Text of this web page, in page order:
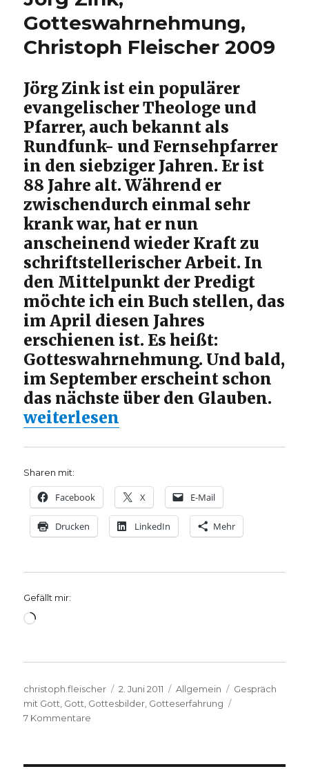
Anmerkungen
zu
Neale
Donald
Fleischer,
Werl
2012
Gotteswahrnehmung,
Christoph Fleischer 2009
Jörg Zink ist ein populärer
evangelischer Theologe und
Pfarrer, auch bekannt als
Rundfunk- und Fernsehpfarrer
in den siebziger Jahren. Er ist
88 Jahre alt. Während er
zwischendurch einmal sehr
krank war, hat er nun
anscheinend wieder Kraft zu
schriftstellerischer Arbeit. In
den Mittelpunkt der Predigt
möchte ich ein Buch stellen, das
im April diesen Jahres
erschienen ist. Es heißt:
Gotteswahrnehmung. Und bald,
im September erscheint schon
das nächste über den Glauben.
„Predigt mit Zitaten von Jörg
weiterlesen
Sharen mit:
Facebook X E-Mail
Drucken LinkedIn Mehr
Gefällt mir:
Wird
Autor
christoph.fleischer
Veröffentlicht
am
2. Juni 2011 Kategorien
Allgemein Schlagwörter
Gespräch
mit Gott Gott Gottesbilder Gotteserfahrung
7 Kommentare